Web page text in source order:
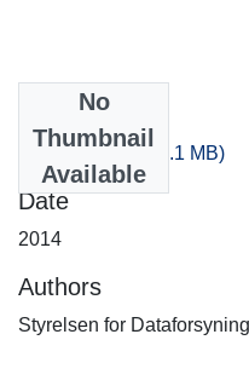
No
Thumbnail
Available
-220_200.zip(443.1 MB)
Date
2014
Authors
Styrelsen for